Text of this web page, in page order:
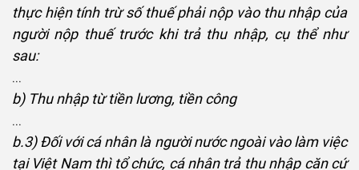
thực hiện tính trừ số thuế phải nộp vào thu nhập của
người nộp thuế trước khi trả thu nhập, cụ thể như
sau:
...
b) Thu nhập từ tiền lương, tiền công
...
b.3) Đối với cá nhân là người nước ngoài vào làm việc
tại Việt Nam thì tổ chức, cá nhân trả thu nhập căn cứ